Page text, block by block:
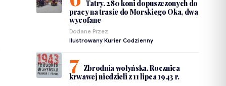
Tatry. 280 koni dopuszczonych do
pracy na trasie do Morskiego Oka, dwa
wycofane
Dodane Przez
Ilustrowany Kurier Codzienny
Zbrodnia wołyńska. Rocznica
krwawej niedzieli z 11 lipca 1943 r.